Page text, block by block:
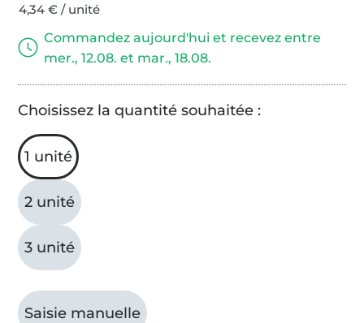
4,34 € / unité
Commandez aujourd'hui et recevez entre
mer., 12.08. et mar., 18.08.
Choisissez la quantité souhaitée :
1 unité
2 unité
3 unité
Saisie manuelle